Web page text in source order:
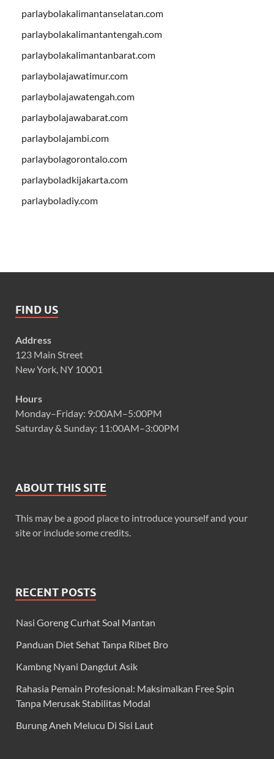
parlaybolakalimantanselatan.com
parlaybolakalimantantengah.com
parlaybolakalimantanbarat.com
parlaybolajawatimur.com
parlaybolajawatengah.com
parlaybolajawabarat.com
parlaybolajambi.com
parlaybolagorontalo.com
parlayboladkijakarta.com
parlayboladiy.com
FIND US
Address
123 Main Street
New York, NY 10001
Hours
Monday–Friday: 9:00AM–5:00PM
Saturday & Sunday: 11:00AM–3:00PM
ABOUT THIS SITE
This may be a good place to introduce yourself and your
site or include some credits.
RECENT POSTS
Nasi Goreng Curhat Soal Mantan
Panduan Diet Sehat Tanpa Ribet Bro
Kambng Nyani Dangdut Asik
Rahasia Pemain Profesional: Maksimalkan Free Spin
Tanpa Merusak Stabilitas Modal
Burung Aneh Melucu Di Sisi Laut